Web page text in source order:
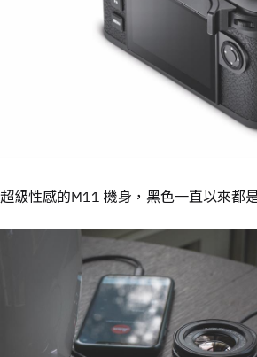
超級性感的M11 機身，黑色一直以來都